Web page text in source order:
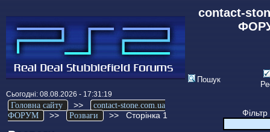
contact-
Пошук
Сьогодні: 08.08.2026 - 17:31:19
Головна сайту >> contact-stone.com.ua
ФОРУМ
>> Розваги >>Сторінка 1